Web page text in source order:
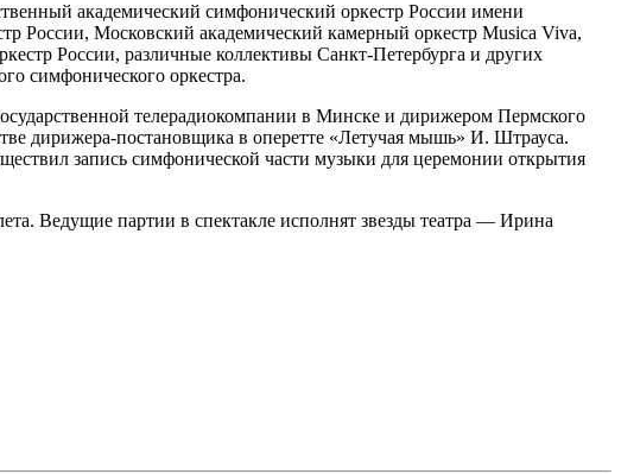
академический симфонический оркестр России имени
России, Московский академический камерный оркестр Musica Viva,
России, различные коллективы Санкт-Петербурга и других
симфонического оркестра.
телерадиокомпании в Минске и дирижером Пермского
дирижера-постановщика в оперетте «Летучая мышь» И. Штрауса.
запись симфонической части музыки для церемонии открытия
Ведущие партии в спектакле исполнят звезды театра — Ирина